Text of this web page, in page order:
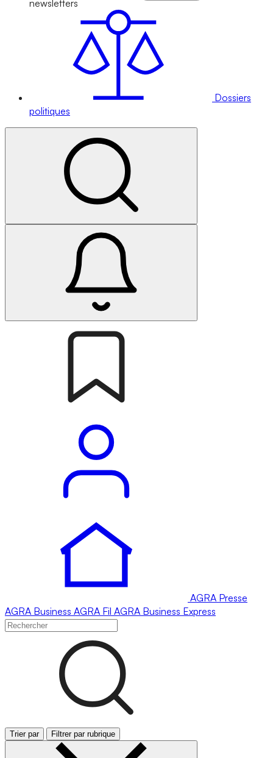
newsletters
Dossiers
politiques
AGRA Presse
AGRA Business AGRA Fil AGRA Business Express
Trier par Filtrer par rubrique